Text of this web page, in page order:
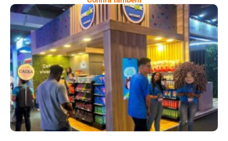
Cencosud Promove Inovação No Brasil
Com A Participação Do Prezunic No Rio
Innovation Week 2026